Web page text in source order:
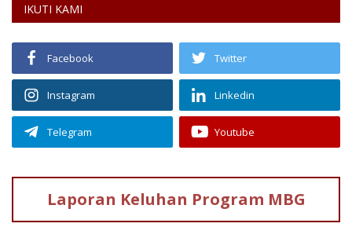
IKUTI KAMI
Facebook Twitter
Instagram Linkedin
Telegram Youtube
Laporan Keluhan Program MBG